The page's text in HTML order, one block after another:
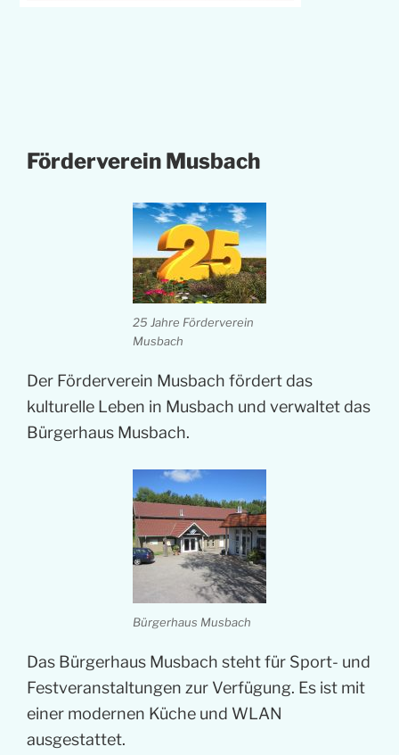
Förderverein Musbach
25 Jahre Förderverein
Musbach
Der Förderverein Musbach fördert das
kulturelle Leben in Musbach und verwaltet das
Bürgerhaus Musbach.
Bürgerhaus Musbach
Das Bürgerhaus Musbach steht für Sport- und
Festveranstaltungen zur Verfügung. Es ist mit
einer modernen Küche und WLAN
ausgestattet.